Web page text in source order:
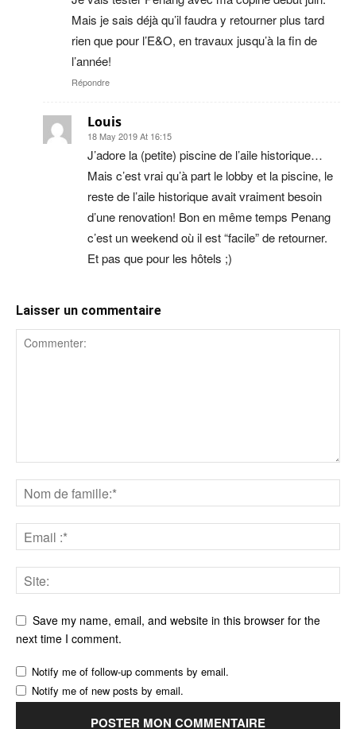
Mais je sais déjà qu’il faudra y retourner plus tard
rien que pour l’E&O, en travaux jusqu’à la fin de
l’année!
Répondre
Louis
18 May 2019 At 16:15
J’adore la (petite) piscine de l’aile historique…
Mais c’est vrai qu’à part le lobby et la piscine, le
reste de l’aile historique avait vraiment besoin
d’une renovation! Bon en même temps Penang
c’est un weekend où il est “facile” de retourner.
Et pas que pour les hôtels ;)
Laisser un commentaire
Save my name, email, and website in this browser for the
next time I comment.
Notify me of follow-up comments by email.
Notify me of new posts by email.